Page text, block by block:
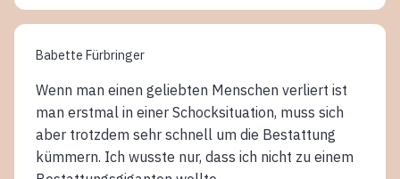
Babette Fürbringer
Wenn man einen geliebten Menschen verliert ist
man erstmal in einer Schocksituation, muss sich
aber trotzdem sehr schnell um die Bestattung
kümmern. Ich wusste nur, dass ich nicht zu einem